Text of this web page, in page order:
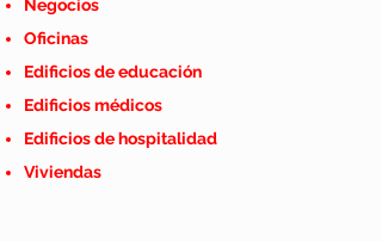
Negocios
Oficinas
Edificios de educación
Edificios médicos
Edificios de hospitalidad
Viviendas